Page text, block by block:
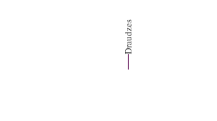
Draudzes